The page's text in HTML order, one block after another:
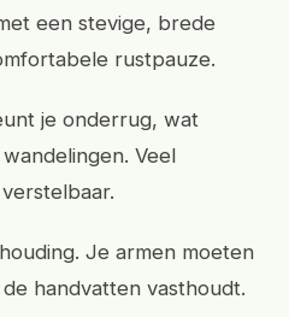
een stevige, brede
rustpauze.
je onderrug, wat
Veel
Je armen moeten
handvatten vasthoudt.